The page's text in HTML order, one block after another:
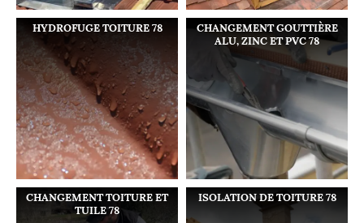
HYDROFUGE TOITURE 78
CHANGEMENT GOUTTIÈRE
ALU, ZINC ET PVC 78
CHANGEMENT TOITURE ET
TUILE 78
ISOLATION DE TOITURE 78